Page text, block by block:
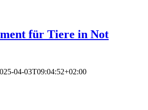
für Tiere in Not
04-03T09:04:52+02:00